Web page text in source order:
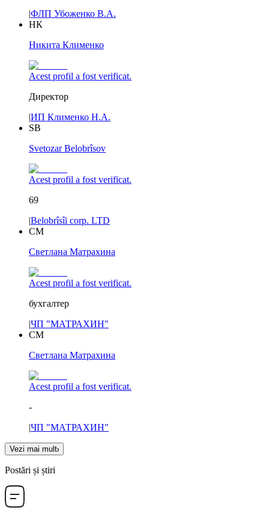
|ФЛП Убоженко В.А.
НК
Никита Клименко
Acest profil a fost verificat.
Директор
|ИП Клименко Н.А.
SB
Svetozar Belobrîsov
Acest profil a fost verificat.
69
|Belobrîsîi corp. LTD
СМ
Светлана Матрахина
Acest profil a fost verificat.
бухгалтер
|ЧП "МАТРАХИН"
СМ
Светлана Матрахина
Acest profil a fost verificat.
-
|ЧП "МАТРАХИН"
Vezi mai mult
Postări și știri